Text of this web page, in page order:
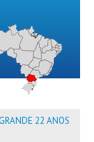
22 ANOS